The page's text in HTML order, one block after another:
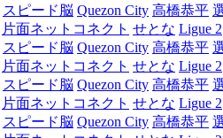
スピード脳 Quezon City 高橋恭平
片面ネットコネクト せとな Ligue 2
スピード脳 Quezon City 高橋恭平
片面ネットコネクト せとな Ligue 2
スピード脳 Quezon City 高橋恭平
片面ネットコネクト せとな Ligue 2
スピード脳 Quezon City 高橋恭平